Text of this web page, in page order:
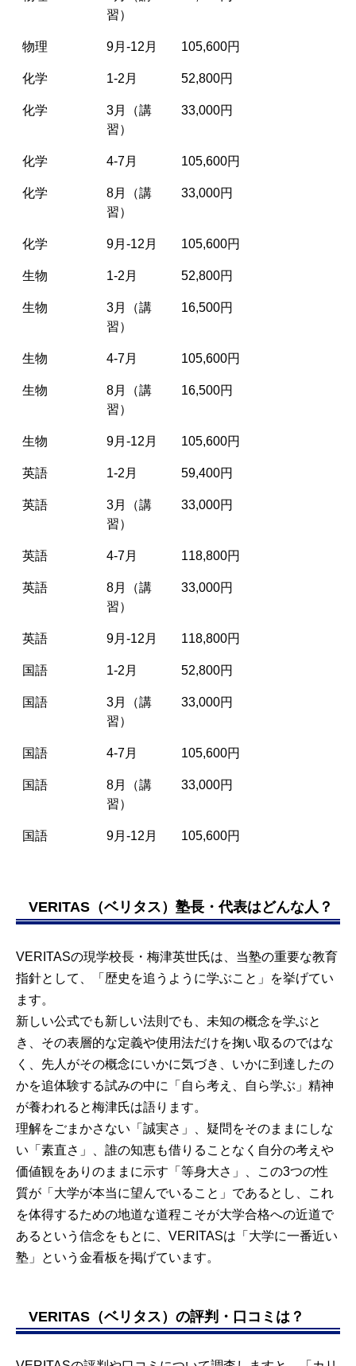
習）
物理 9月-12月 105,600円
化学 1-2月 52,800円
化学
3月（講
習）
33,000円
化学 4-7月 105,600円
化学
8月（講
習）
33,000円
化学 9月-12月 105,600円
生物 1-2月 52,800円
生物
3月（講
習）
16,500円
生物 4-7月 105,600円
生物
8月（講
習）
16,500円
生物 9月-12月 105,600円
英語 1-2月 59,400円
英語
3月（講
習）
33,000円
英語 4-7月 118,800円
英語
8月（講
習）
33,000円
英語 9月-12月 118,800円
国語 1-2月 52,800円
国語
3月（講
習）
33,000円
国語 4-7月 105,600円
国語
8月（講
習）
33,000円
国語 9月-12月 105,600円
VERITAS（ベリタス）塾長・代表はどんな人？
VERITASの現学校長・梅津英世氏は、当塾の重要な教育
指針として、「歴史を追うように学ぶこと」を挙げてい
ます。
新しい公式でも新しい法則でも、未知の概念を学ぶと
き、その表層的な定義や使用法だけを掬い取るのではな
く、先人がその概念にいかに気づき、いかに到達したの
かを追体験する試みの中に「自ら考え、自ら学ぶ」精神
が養われると梅津氏は語ります。
理解をごまかさない「誠実さ」、疑問をそのままにしな
い「素直さ」、誰の知恵も借りることなく自分の考えや
価値観をありのままに示す「等身大さ」、この3つの性
質が「大学が本当に望んでいること」であるとし、これ
を体得するための地道な道程こそが大学合格への近道で
あるという信念をもとに、VERITASは「大学に一番近い
塾」という金看板を掲げています。
VERITAS（ベリタス）の評判・口コミは？